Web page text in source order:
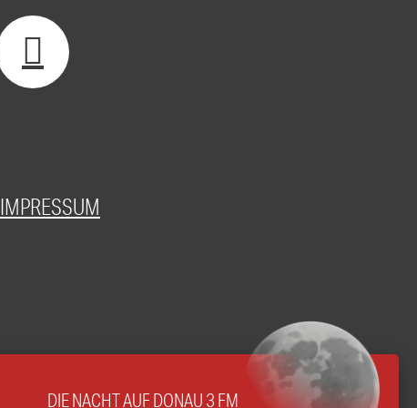
IMPRESSUM
DIE NACHT AUF DONAU 3 FM